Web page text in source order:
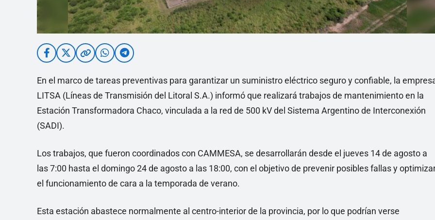
En el marco de tareas preventivas para garantizar un suministro eléctrico seguro y confiable, la
LITSA (Líneas de Transmisión del Litoral S.A.) informó que realizará trabajos de mantenimiento en la
Estación Transformadora Chaco, vinculada a la red de 500 kV del Sistema Argentino de Interconexión
(SADI).
Los trabajos, que fueron coordinados con CAMMESA, se desarrollarán desde el jueves 14 de agosto a
las 7:00 hasta el domingo 24 de agosto a las 18:00, con el objetivo de prevenir posibles fallas y
el funcionamiento de cara a la temporada de verano.
Esta estación abastece normalmente al centro-interior de la provincia, por lo que podrían verse